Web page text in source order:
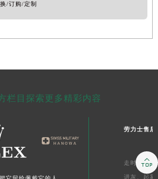
/订购/定制
栏目探索更多精彩内容
劳力士售后
走时维修价
进灰、 起雾
